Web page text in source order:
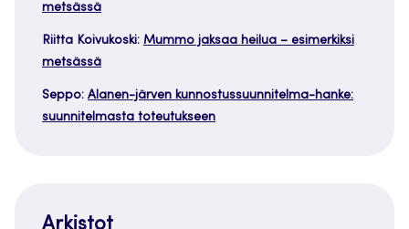
metsässä
Riitta Koivukoski: Mummo jaksaa heilua – esimerkiksi
metsässä
Seppo: Alanen-järven kunnostussuunnitelma-hanke:
suunnitelmasta toteutukseen